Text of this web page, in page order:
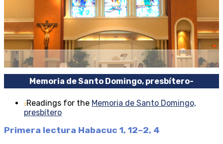
Memoria de Santo Domingo, presbítero-
Readings for the Memoria de Santo Domingo,
presbítero
Primera lectura Habacuc 1, 12–2, 4